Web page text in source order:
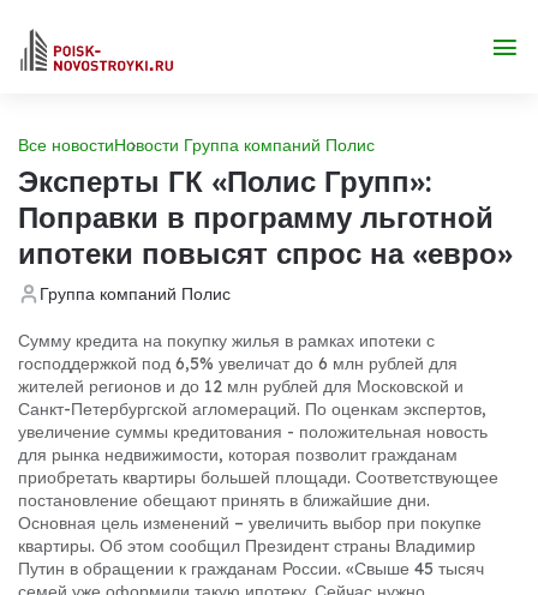
Все новостиНовости Группа компаний Полис
Эксперты ГК «Полис Групп»:
Поправки в программу льготной
ипотеки повысят спрос на «евро»
Группа компаний Полис
Сумму кредита на покупку жилья в рамках ипотеки с
господдержкой под 6,5% увеличат до 6 млн рублей для
жителей регионов и до 12 млн рублей для Московской и
Санкт-Петербургской агломераций. По оценкам экспертов,
увеличение суммы кредитования - положительная новость
для рынка недвижимости, которая позволит гражданам
приобретать квартиры большей площади. Соответствующее
постановление обещают принять в ближайшие дни.
Основная цель изменений – увеличить выбор при покупке
квартиры. Об этом сообщил Президент страны Владимир
Путин в обращении к гражданам России. «Свыше 45 тысяч